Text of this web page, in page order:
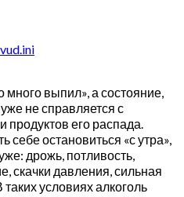
много выпил», а состояние,
не справляется с
продуктов его распада.
себе остановиться «с утра»,
дрожь, потливость,
скачки давления, сильная
условиях алкоголь